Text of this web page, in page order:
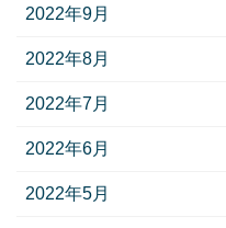
2022年9月
2022年8月
2022年7月
2022年6月
2022年5月